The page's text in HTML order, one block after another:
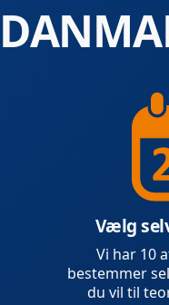
Vælg
Vi har 10
bestemmer
du vil til